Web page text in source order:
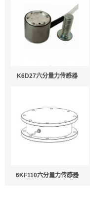
K6D27六分量力传感器
6KF110六分量力传感器